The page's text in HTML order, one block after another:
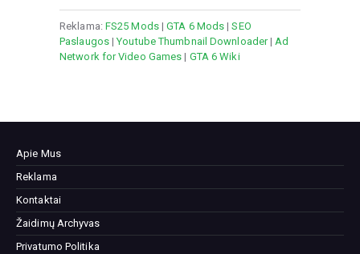
Reklama: FS25 Mods|GTA 6 Mods |SEO
Paslaugos|Youtube Thumbnail Downloader|Ad
Network for Video Games | GTA 6 Wiki
Apie Mus
Reklama
Kontaktai
Žaidimų Archyvas
Privatumo Politika